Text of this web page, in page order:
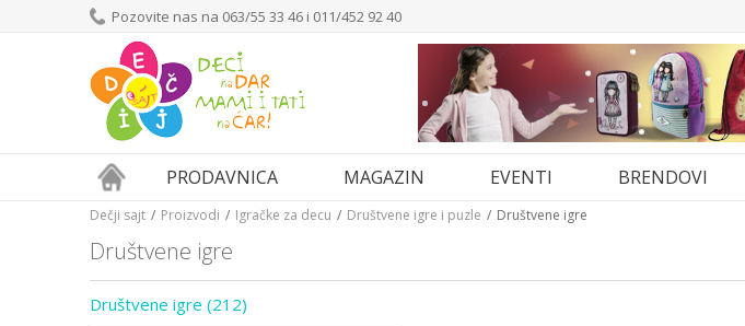
Pozovite nas na 063/55 33 46 i 011/452 92 40
PRODAVNICA MAGAZIN EVENTI BRENDOVI
Dečji sajt Proizvodi Igračke za decu Društvene igre i puzle Društvene igre
Društvene igre
Društvene igre (212)